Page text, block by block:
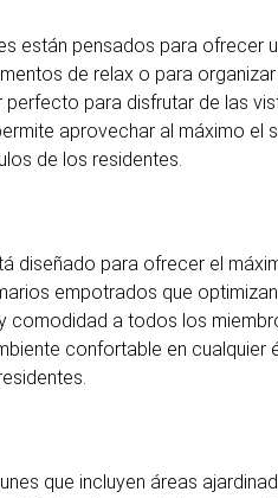
están pensados para ofrecer
de relax o para
para disfrutar de las
aprovechar al máximo
de los residentes.
diseñado para ofrecer el
empotrados que
comodidad a todos los
confortable en
que incluyen áreas